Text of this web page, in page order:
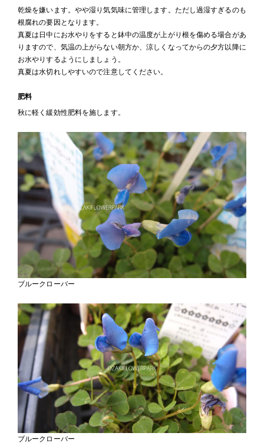
乾燥を嫌います。やや湿り気気味に管理します。ただし過湿すぎるのも
根腐れの要因となります。
真夏は日中にお水やりをすると鉢中の温度が上がり根を傷める場合があ
りますので、気温の上がらない朝方か、涼しくなってからの夕方以降に
お水やりするようにしましょう。
真夏は水切れしやすいので注意してください。
肥料
秋に軽く緩効性肥料を施します。
ブルークローバー
ブルークローバー